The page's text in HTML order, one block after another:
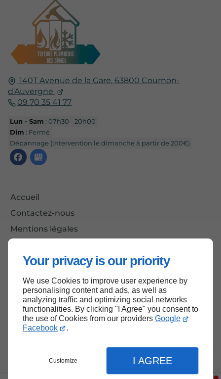
Your privacy is our priority
We use Cookies to improve user experience by
personalising content and ads, as well as
analyzing traffic and optimizing social networks
functionalities. By clicking "I Agree" you consent to
the use of Cookies from our providers Google
Facebook
.
Customize I AGREE
140T Avenue de la Gare, 63800 Cournon-
d'Auvergne
09 70 35 41 77
Lun - Sam : 07h30 - 20h00
Dim : Fermé
Dépannage (intervention le dimanche à partir de 200€)
Accueil
Contactez-nous
Mentions légales
Haut de page